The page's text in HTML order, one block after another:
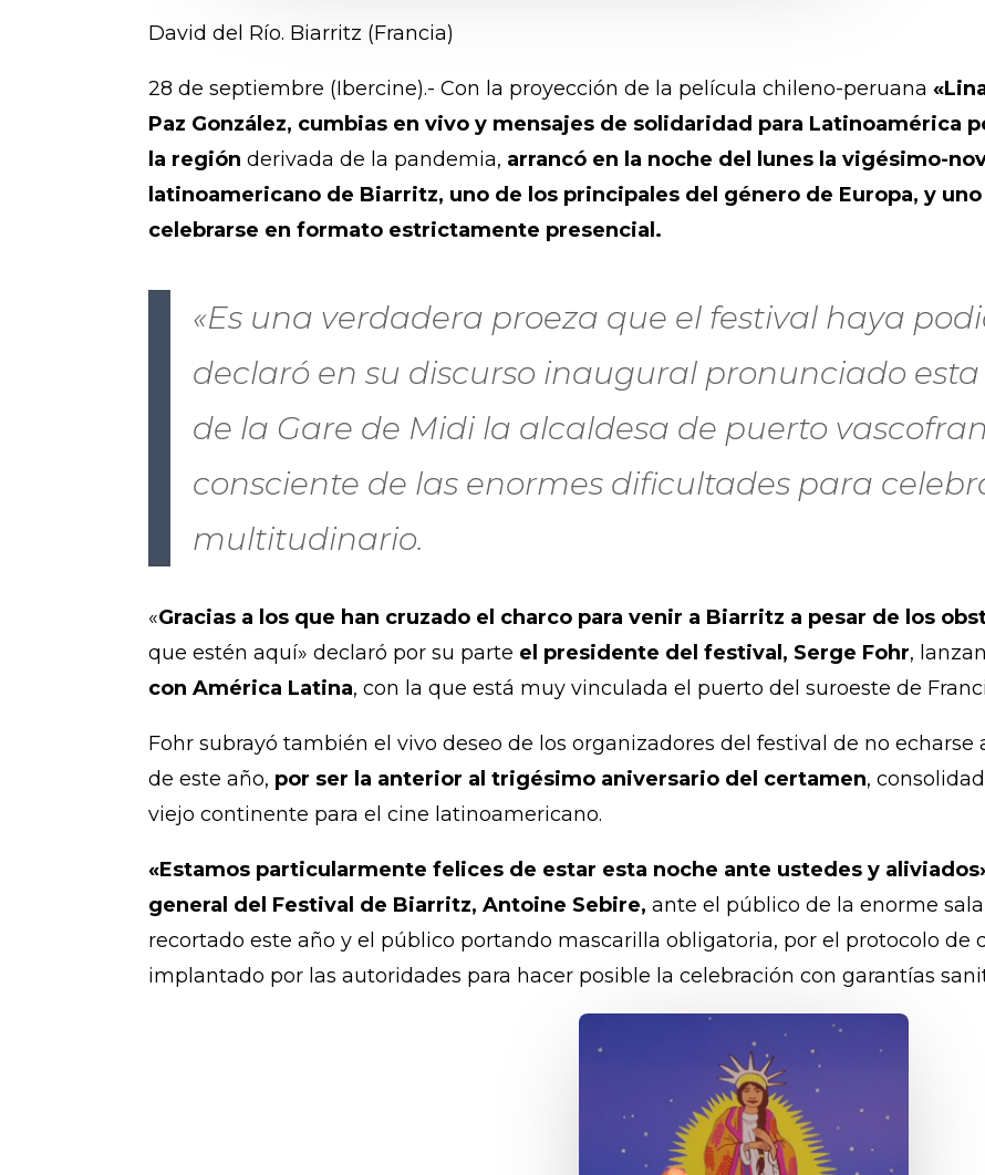
David del Río. Biarritz (Francia)
28 de septiembre (Ibercine).- Con la proyección de la película chileno-peruana
Paz González, cumbias en vivo y mensajes de solidaridad para Latinoamérica
la regiónderivada de la pandemia, arrancó en la noche del lunes la vigésimo-
latinoamericano de Biarritz, uno de los principales del género de Europa, y
celebrarse en formato estrictamente presencial.
«Es una verdadera proeza que el festival haya
declaró en su discurso inaugural pronunciado
de la Gare de Midi la alcaldesa de puerto
consciente de las enormes dificultades para
multitudinario.
«Gracias a los que han cruzado el charco para venir a Biarritz a pesar de los
que estén aquí» declaró por su parte el presidente del festival, Serge Fohr,
con América Latina, con la que está muy vinculada el puerto del suroeste de
Fohr subrayó también el vivo deseo de los organizadores del festival de no
de este año, por ser la anterior al trigésimo aniversario del certamen,
viejo continente para el cine latinoamericano.
«Estamos particularmente felices de estar esta noche ante ustedes y
general del Festival de Biarritz, Antoine Sebire, ante el público de la enorme
recortado este año y el público portando mascarilla obligatoria, por el protocolo de
implantado por las autoridades para hacer posible la celebración con garantías